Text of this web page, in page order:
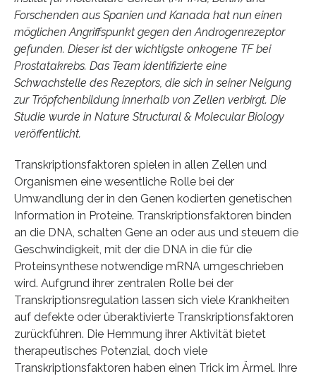
Forschenden aus Spanien und Kanada hat nun einen
möglichen Angriffspunkt gegen den Androgenrezeptor
gefunden. Dieser ist der wichtigste onkogene TF bei
Prostatakrebs. Das Team identifizierte eine
Schwachstelle des Rezeptors, die sich in seiner Neigung
zur Tröpfchenbildung innerhalb von Zellen verbirgt. Die
Studie wurde in Nature Structural & Molecular Biology
veröffentlicht.
Transkriptionsfaktoren spielen in allen Zellen und
Organismen eine wesentliche Rolle bei der
Umwandlung der in den Genen kodierten genetischen
Information in Proteine. Transkriptionsfaktoren binden
an die DNA, schalten Gene an oder aus und steuern die
Geschwindigkeit, mit der die DNA in die für die
Proteinsynthese notwendige mRNA umgeschrieben
wird. Aufgrund ihrer zentralen Rolle bei der
Transkriptionsregulation lassen sich viele Krankheiten
auf defekte oder überaktivierte Transkriptionsfaktoren
zurückführen. Die Hemmung ihrer Aktivität bietet
therapeutisches Potenzial, doch viele
Transkriptionsfaktoren haben einen Trick im Ärmel. Ihre